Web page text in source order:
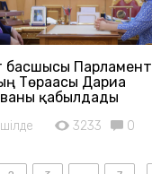
басшысы Парламент
Төрағасы Дариға
қабылдады
3233 0